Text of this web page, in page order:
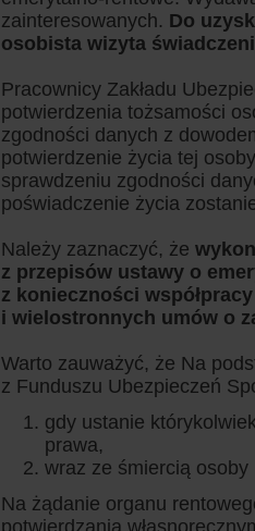
zainteresowanych. Do
osobista wizyta
Pracownicy Zakładu
potwierdzenia tożsamości
zgodności danych z
potwierdzenie życia tej
sprawdzeniu zgodności
poświadczenie życia
Należy zaznaczyć, że
z przepisów ustawy o
z konieczności
i wielostronnych umów o
Warto zauważyć, że Na
z Funduszu Ubezpieczeń
gdy ustanie
prawa,
wraz ze śmiercią osoby
Na żądanie organu
potwierdzania